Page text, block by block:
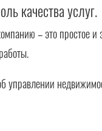
качества услуг.
– это простое
управлении